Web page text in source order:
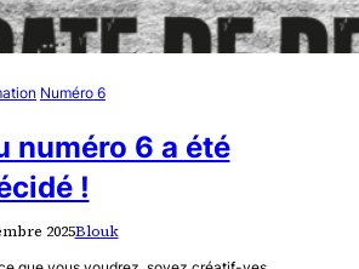
Numéro 6
numéro 6 a été
!
2025Blouk